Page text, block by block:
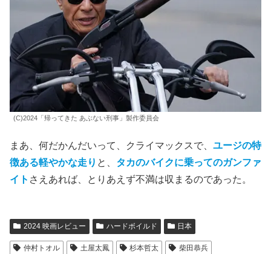
(C)2024「帰ってきた あぶない刑事」製作委員会
まあ、何だかんだいって、クライマックスで、 ユージの特
徴ある軽やかな走り と、 タカのバイクに乗ってのガンファ
イト さえあれば、とりあえず不満は収まるのであった。
2024 映画レビュー ハードボイルド 日本
仲村トオル 土屋太鳳 杉本哲太
柴田恭兵